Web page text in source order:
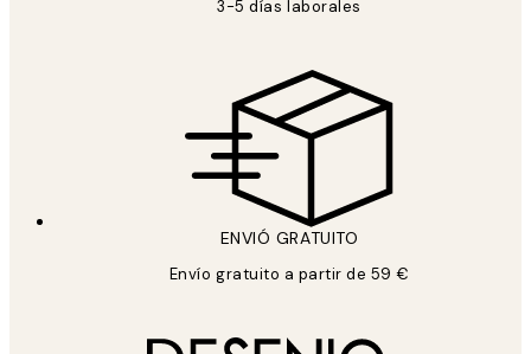
3-5 días laborales
ENVIÓ GRATUITO
Envío gratuito a partir de 59 €